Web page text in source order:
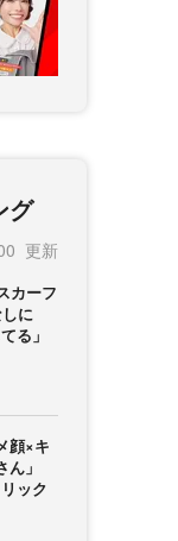
グ
カーフ
に
る」
顔×キ
」
ック